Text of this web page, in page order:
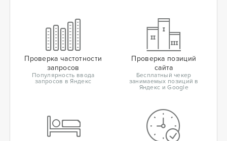
Проверка частотности
запросов
Популярность ввода
запросов в Яндекс
Проверка позиций
сайта
Бесплатный чекер
занимаемых позиций в
Яндекс и Google